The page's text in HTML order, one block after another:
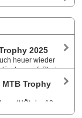
2025
heuer wieder
auf. Start
Mai verfügbar.
Trophy
(NÖ) der 18.
konnten aus drei